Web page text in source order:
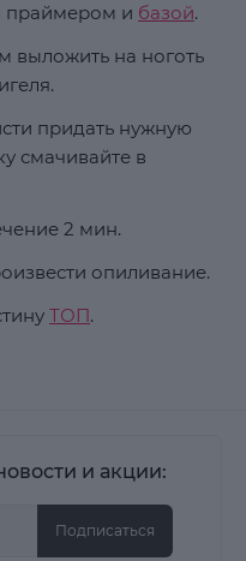
праймером и базой.
выложить на ноготь
придать нужную
смачивайте в
2 мин.
опиливание.
ТОП.
и акции:
Подписаться